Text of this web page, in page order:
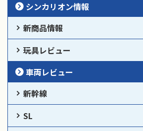
シンカリオン情報
新商品情報
玩具レビュー
車両レビュー
新幹線
SL